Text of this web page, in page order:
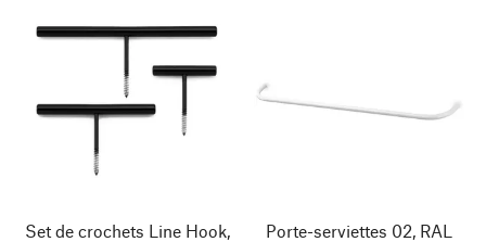
Set de crochets Line Hook,
Porte-serviettes 02, RAL